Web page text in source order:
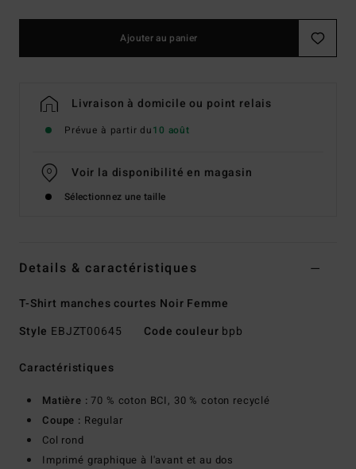
Ajouter au panier
Livraison à domicile ou point relais
Prévue à partir du10 août
Voir la disponibilité en magasin
Sélectionnez une taille
Details & caractéristiques
T-Shirt manches courtes Noir Femme
Style EBJZT00645 Code couleur bpb
Caractéristiques
Matière : 70 % coton BCI, 30 % coton recyclé
Coupe : Regular
Col rond
Imprimé graphique à l'avant et au dos